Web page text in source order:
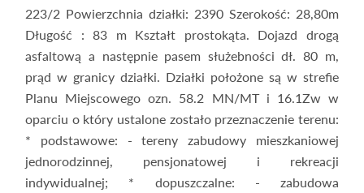
223/2 Powierzchnia działki: 2390 Szerokość: 28,80m
Długość : 83 m Kształt prostokąta. Dojazd drogą
asfaltową a następnie pasem służebności dł. 80 m,
prąd w granicy działki. Działki położone są w strefie
Planu Miejscowego ozn. 58.2 MN/MT i 16.1Zw w
oparciu o który ustalone zostało przeznaczenie terenu:
* podstawowe: - tereny zabudowy mieszkaniowej
jednorodzinnej, pensjonatowej i rekreacji
indywidualnej; * dopuszczalne: - zabudowa